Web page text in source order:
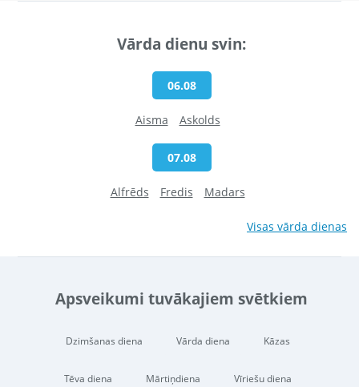
Vārda dienu svin:
06.08
Aisma Askolds
07.08
Alfrēds Fredis Madars
Visas vārda dienas
Apsveikumi tuvākajiem svētkiem
Dzimšanas diena Vārda diena Kāzas
Tēva diena Mārtiņdiena Vīriešu diena